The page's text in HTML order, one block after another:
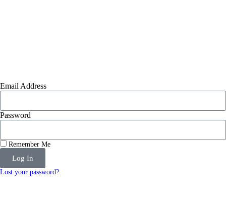
Email Address
Password
Remember Me
Log In
Lost your password?